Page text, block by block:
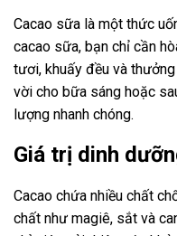
Cacao sữa là một thức
cacao sữa, bạn chỉ cần
tươi, khuấy đều và
vời cho bữa sáng hoặc
lượng nhanh chóng.
Giá trị dinh
Cacao chứa nhiều chất
chất như magiê, sắt và